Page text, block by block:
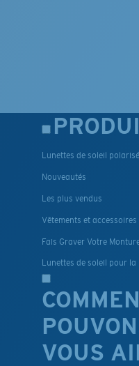
Lunettes de soleil
Nouveautés
Les plus vendus
Vêtements et accessoires
Fais Graver Votre
Lunettes de soleil pour la
VOUS